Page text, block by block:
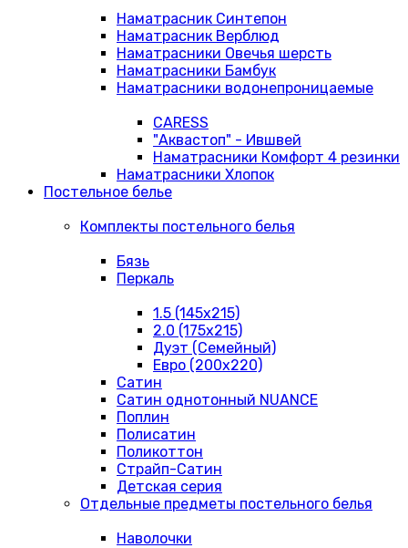
Наматрасник Синтепон
Наматрасник Верблюд
Наматрасники Овечья шерсть
Наматрасники Бамбук
Наматрасники водонепроницаемые
CARESS
"Аквастоп" - Ившвей
Наматрасники Комфорт 4 резинки
Наматрасники Хлопок
Постельное белье
Комплекты постельного белья
Бязь
Перкаль
1.5 (145х215)
2.0 (175х215)
Дуэт (Семейный)
Евро (200х220)
Сатин
Сатин однотонный NUANCE
Поплин
Полисатин
Поликоттон
Страйп-Сатин
Детская серия
Отдельные предметы постельного белья
Наволочки